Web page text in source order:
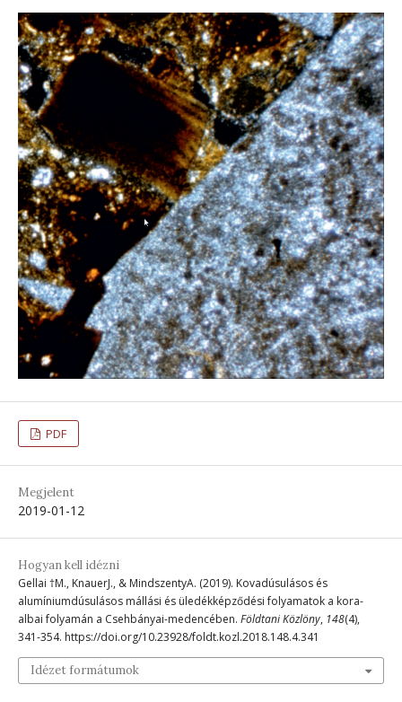
PDF
Megjelent
2019-01-12
Hogyan kell idézni
Gellai †M., KnauerJ., & MindszentyA. (2019). Kovadúsulásos és
alumíniumdúsulásos mállási és üledékképződési folyamatok a kora-
albai folyamán a Csehbányai-medencében. Földtani Közlöny, 148(4),
341-354. https://doi.org/10.23928/foldt.kozl.2018.148.4.341
Idézet formátumok